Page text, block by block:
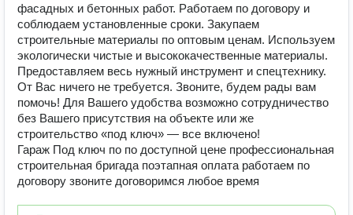
фасадных и бетонных работ. Работаем по договору и
соблюдаем установленные сроки. Закупаем
строительные материалы по оптовым ценам. Используем
экологически чистые и высококачественные материалы.
Предоставляем весь нужный инструмент и спецтехнику.
От Вас ничего не требуется. Звоните, будем рады вам
помочь! Для Вашего удобства возможно сотрудничество
без Вашего присутствия на объекте или же
строительство «под ключ» — все включено!
Гараж Под ключ по по доступной цене профессиональная
строительная бригада поэтапная оплата работаем по
договору звоните договоримся любое время